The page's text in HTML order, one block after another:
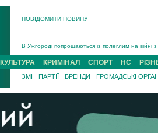
ПОВІДОМИТИ НОВИНУ
В Ужгороді попрощаються із полеглим на
В Ужгороді 5 серпня попрощаються із
Підтвердили загибель захисника із Нанкова
На війні з рф поліг військовий з Виноградова
На Хустщині внаслідок ДТП за участі трьох
Інструктора районного ТЦК на Закарпатті
КУЛЬТУРА КРИМІНАЛ СПОРТ НС
ЗМІ ПАРТІЇ БРЕНДИ ГРОМАДСЬКІ